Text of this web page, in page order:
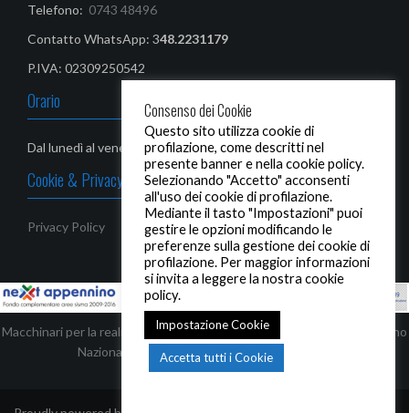
Telefono: 0743 48496
Contatto WhatsApp: 348.2231179‬
P.IVA: 02309250542
Orario
Dal lunedì al venerdì: 08,00-13,00 / 14,30 - 19,00
Cookie & Privacy Policy
Privacy Policy
Macchinari per la realizzazione di infissi ed automezzi, finanziati dal Piano
Nazionale Complementare - Next Appennino
Consenso dei Cookie
Questo sito utilizza cookie di
profilazione, come descritti nel
presente banner e nella cookie policy.
Selezionando "Accetto" acconsenti
all'uso dei cookie di profilazione.
Mediante il tasto "Impostazioni" puoi
gestire le opzioni modificando le
preferenze sulla gestione dei cookie di
profilazione. Per maggior informazioni
si invita a leggere la nostra cookie
policy.
Impostazione Cookie
Accetta tutti i Cookie